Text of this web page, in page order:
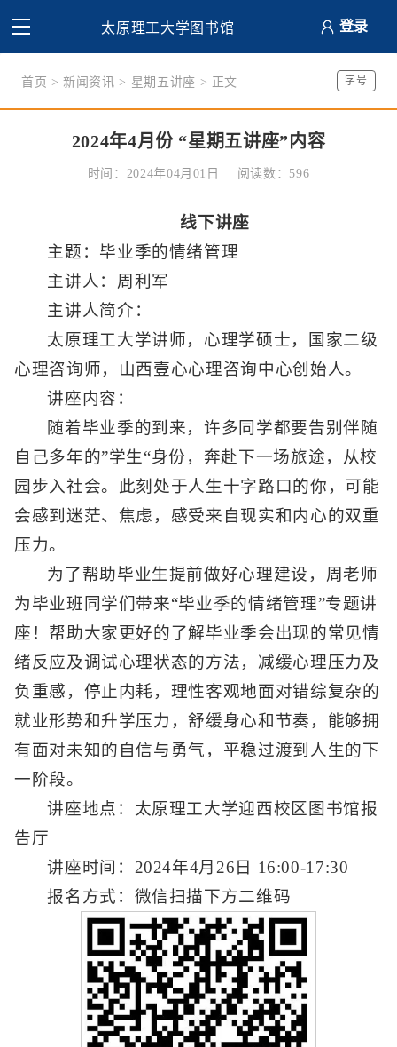
太原理工大学图书馆 登录
首页 >新闻资讯 > 星期五讲座 > 正文 字号
2024年4月份 “星期五讲座”内容
时间：2024年04月01日 阅读数： 596
线下讲座
主题：毕业季的情绪管理
主讲人：周利军
主讲人简介：
太原理工大学讲师，心理学硕士，国家二级
心理咨询师，山西壹心心理咨询中心创始人。
讲座内容：
随着毕业季的到来，许多同学都要告别伴随
自己多年的”学生“身份，奔赴下一场旅途，从校
园步入社会。此刻处于人生十字路口的你，可能
会感到迷茫、焦虑，感受来自现实和内心的双重
压力。
为了帮助毕业生提前做好心理建设，周老师
为毕业班同学们带来“毕业季的情绪管理”专题讲
座！帮助大家更好的了解毕业季会出现的常见情
绪反应及调试心理状态的方法，减缓心理压力及
负重感，停止内耗，理性客观地面对错综复杂的
就业形势和升学压力，舒缓身心和节奏，能够拥
有面对未知的自信与勇气，平稳过渡到人生的下
一阶段。
讲座地点：太原理工大学迎西校区图书馆报
告厅
讲座时间：2024年4月26日 16:00-17:30
报名方式：微信扫描下方二维码